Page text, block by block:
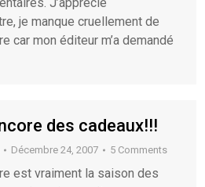
je manque cruellement de
car mon éditeur m’a demandé
des cadeaux!!!
Décembre 24, 2007 5 Comments
est vraiment la saison des